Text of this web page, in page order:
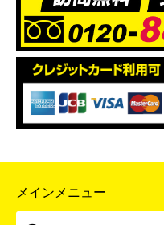
メインメニュー